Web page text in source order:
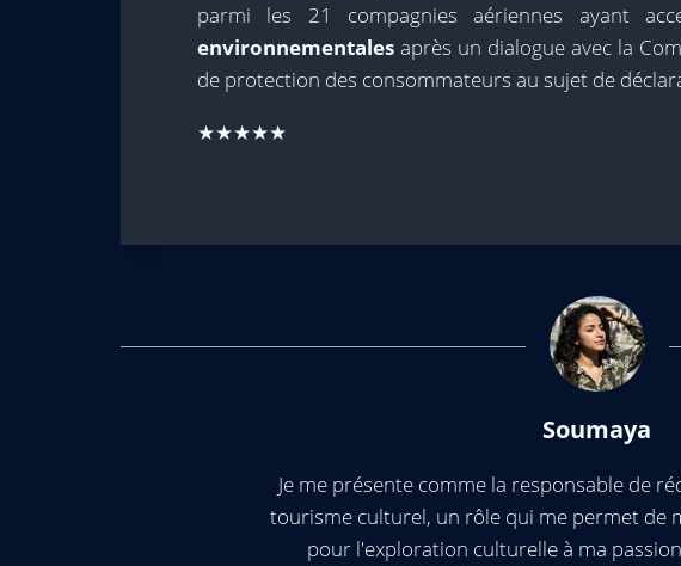
parmi les 21 compagnies aériennes ayant
environnementales après un dialogue avec la
de protection des consommateurs au sujet de
★★★★★
Soumaya
Je me présente comme la responsable de
tourisme culturel, un rôle qui me permet de
pour l'exploration culturelle à ma